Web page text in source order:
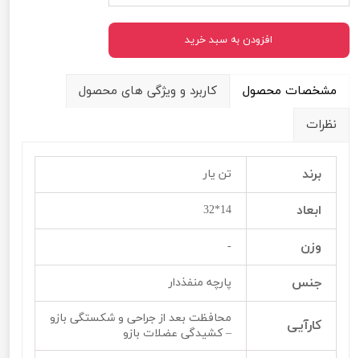
افزودن به سبد خرید
مشخصات محصول
کاربرد و ویژگی های محصول
نظرات
برند تن یار
ابعاد 14*32
وزن -
جنس پارچه منفذدار
کارآیی
محافظت بعد از جراحی و شکستگی بازو
– کشیدگی عضلات بازو